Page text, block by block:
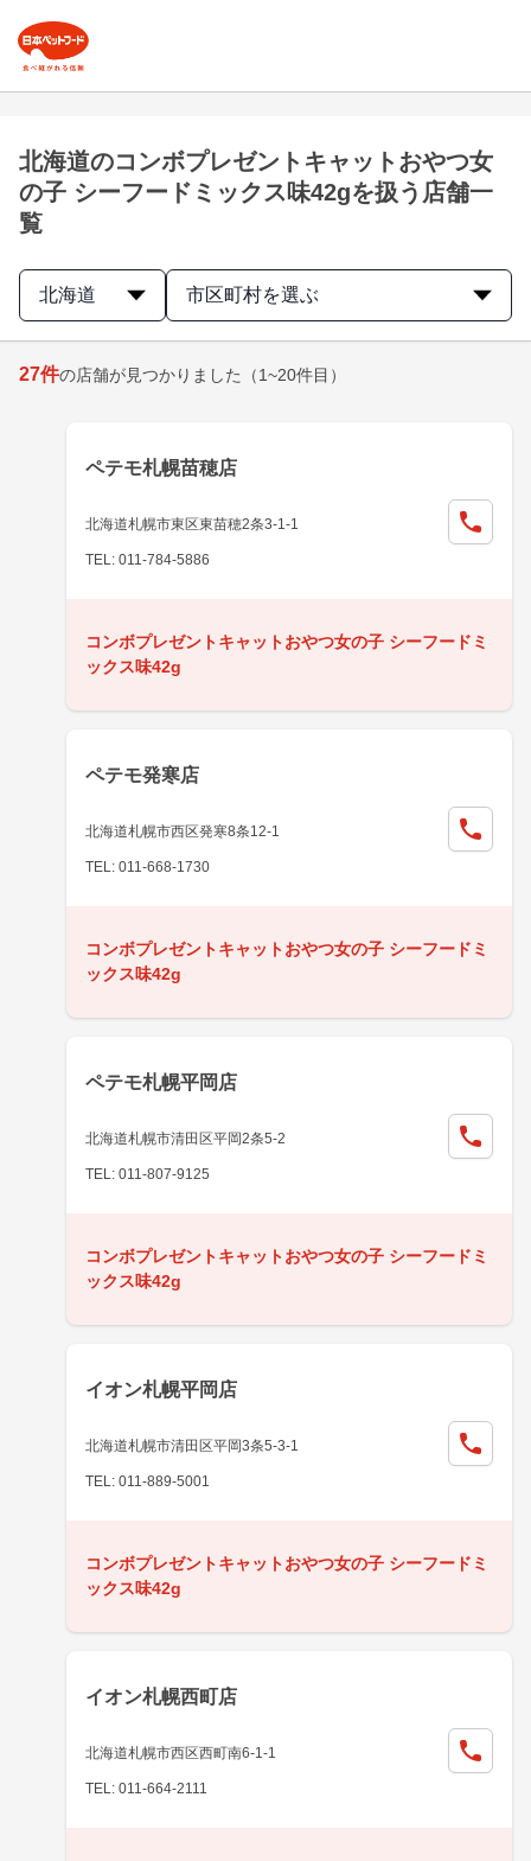
北海道のコンボプレゼントキャットおやつ女
の子 シーフードミックス味42gを扱う店舗一
覧
北海道 市区町村を選ぶ
27件の店舗が見つかりました （1~20件目）
ペテモ札幌苗穂店
北海道札幌市東区東苗穂2条3-1-1
TEL: 011-784-5886
コンボプレゼントキャットおやつ女の子 シーフードミ
ックス味42g
ペテモ発寒店
北海道札幌市西区発寒8条12-1
TEL: 011-668-1730
コンボプレゼントキャットおやつ女の子 シーフードミ
ックス味42g
ペテモ札幌平岡店
北海道札幌市清田区平岡2条5-2
TEL: 011-807-9125
コンボプレゼントキャットおやつ女の子 シーフードミ
ックス味42g
イオン札幌平岡店
北海道札幌市清田区平岡3条5-3-1
TEL: 011-889-5001
コンボプレゼントキャットおやつ女の子 シーフードミ
ックス味42g
イオン札幌西町店
北海道札幌市西区西町南6-1-1
TEL: 011-664-2111